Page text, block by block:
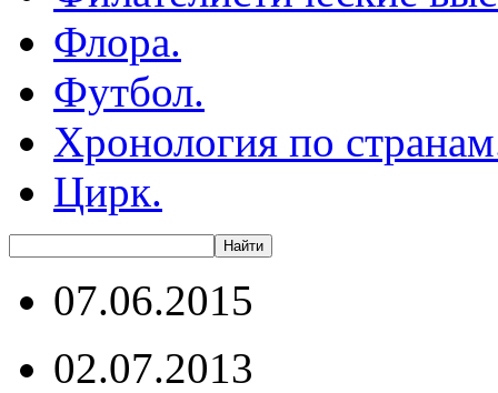
Флора.
Футбол.
Хронология по
Цирк.
07.06.2015
02.07.2013